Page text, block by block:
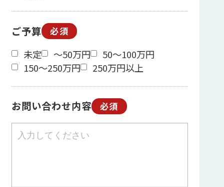
ご予算 必須
未定 ～50万円
50～100万円
150～250万円
250万円以上
お問い合わせ内容 必須